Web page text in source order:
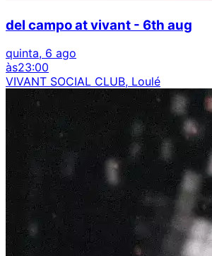
del campo at vivant - 6th aug
quinta, 6 ago
às23:00
VIVANT SOCIAL CLUB, Loulé